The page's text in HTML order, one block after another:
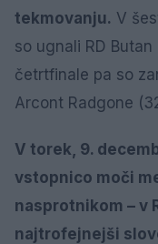
tekmovanju. V
so ugnali RD
četrtfinale pa so
Arcont Radgone
V torek, 9.
vstopnico moči
nasprotnikom – v
najtrofejnejši